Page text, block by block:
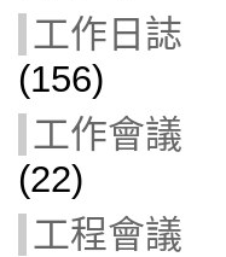
工作日誌
(156)
工作會議
(22)
工程會議